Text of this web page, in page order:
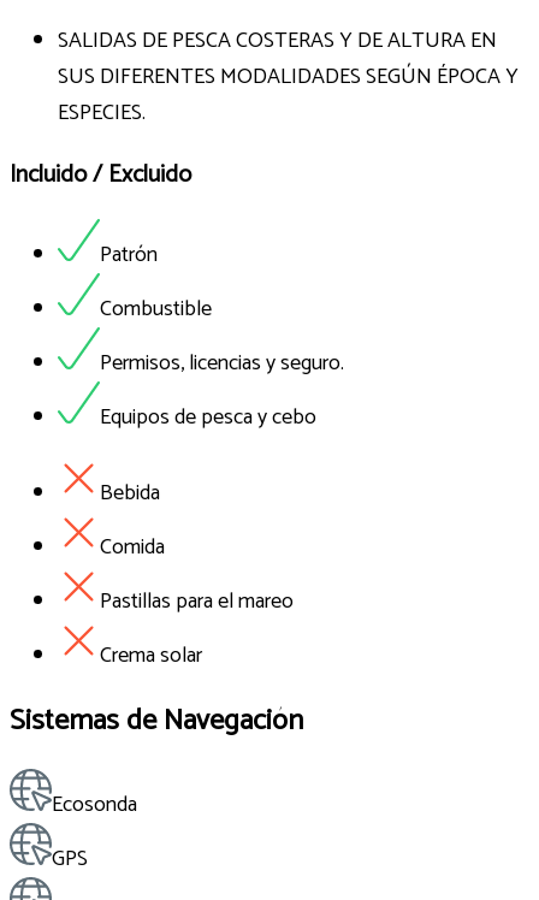
SALIDAS DE PESCA COSTERAS Y DE ALTURA EN
SUS DIFERENTES MODALIDADES SEGÚN ÉPOCA Y
ESPECIES.
Incluido / Excluido
Patrón
Combustible
Permisos, licencias y seguro.
Equipos de pesca y cebo
Bebida
Comida
Pastillas para el mareo
Crema solar
Sistemas de Navegación
Ecosonda
GPS